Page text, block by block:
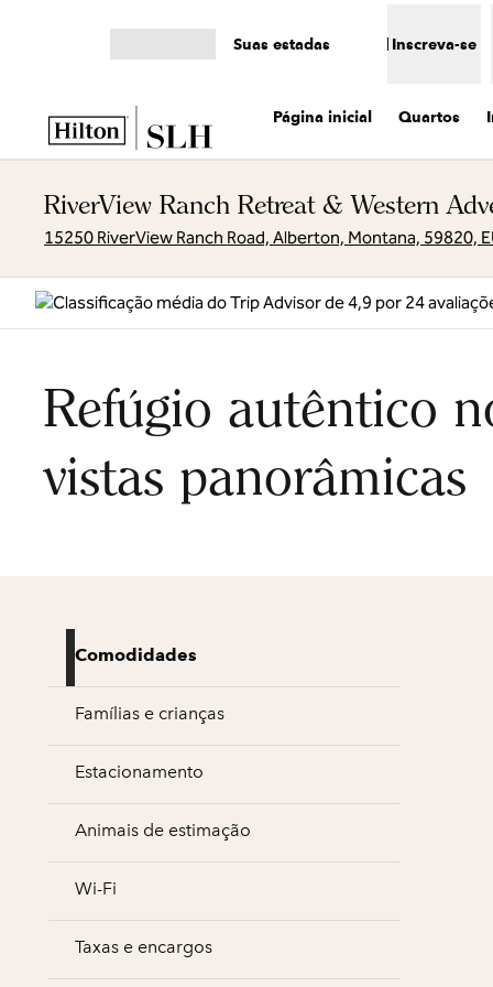
Suas estadas Inscreva-se
Página inicial Quartos
RiverView Ranch Retreat & Western
15250 RiverView Ranch Road, Alberton, Montana, 59820,
Refúgio autêntico
vistas panorâmicas
Comodidades
Famílias e crianças
Estacionamento
Animais de estimação
Wi-Fi
Taxas e encargos